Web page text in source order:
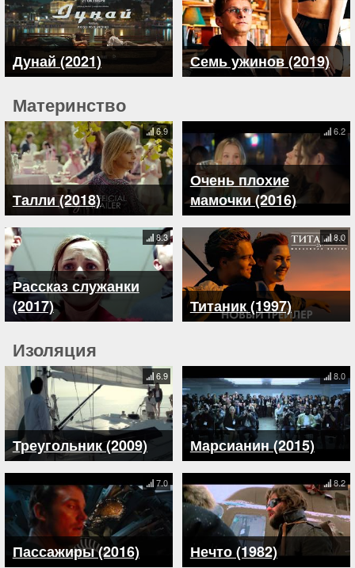
Дунай (2021) Семь ужинов (2019)
Материнство
Талли (2018)
6.9
Очень плохие
мамочки (2016)
6.2
Рассказ служанки
(2017)
8.3
Титаник (1997)
8.0
Изоляция
Треугольник (2009)
6.9
Марсианин (2015)
8.0
Пассажиры (2016)
7.0
Нечто (1982)
8.2